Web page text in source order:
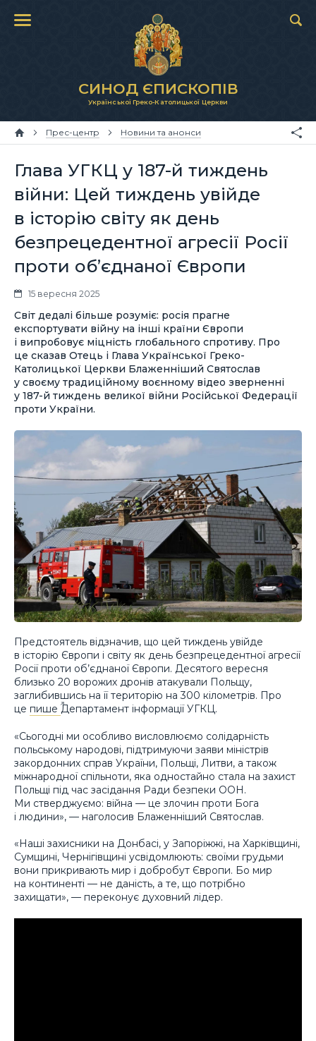
СИНОД ЄПИСКОПІВ
Української Греко-Католицької Церкви
Прес-центр Новини та анонси
Глава УГКЦ у 187-й тиждень
війни: Цей тиждень увійде
в історію світу як день
безпрецедентної агресії Росії
проти об’єднаної Європи
15 вересня 2025
Світ дедалі більше розуміє: росія прагне
експортувати війну на інші країни Європи
і випробовує міцність глобального спротиву. Про
це сказав Отець і Глава Української Греко-
Католицької Церкви Блаженніший Святослав
у своєму традиційному воєнному відео зверненні
у 187-й тиждень великої війни Російської Федерації
проти України.
Предстоятель відзначив, що цей тиждень увійде
в історію Європи і світу як день безпрецедентної агресії
Росії проти об’єднаної Європи. Десятого вересня
близько 20 ворожих дронів атакували Польщу,
заглибившись на її територію на 300 кілометрів. Про
це пишеДепартамент інформації УГКЦ.
«Сьогодні ми особливо висловлюємо солідарність
польському народові, підтримуючи заяви міністрів
закордонних справ України, Польщі, Литви, а також
міжнародної спільноти, яка одностайно стала на захист
Польщі під час засідання Ради безпеки ООН.
Ми стверджуємо: війна — це злочин проти Бога
і людини», — наголосив Блаженніший Святослав.
«Наші захисники на Донбасі, у Запоріжжі, на Харківщині,
Сумщині, Чернігівщині усвідомлюють: своїми грудьми
вони прикривають мир і добробут Європи. Бо мир
на континенті — не даність, а те, що потрібно
захищати», — переконує духовний лідер.